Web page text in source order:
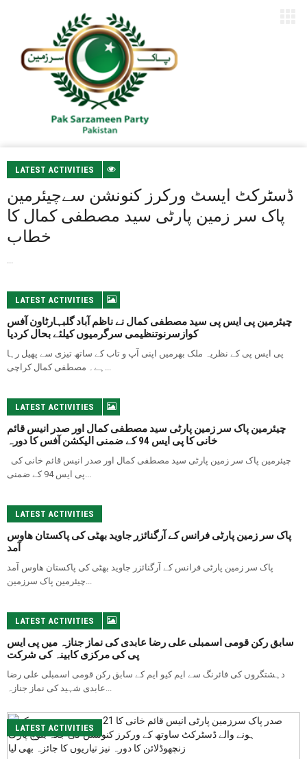
LATEST ACTIVITIES
ڈسٹرکٹ ایسٹ ورکرز کنونشن سےچیئرمین
پاک سر زمین پارٹی سید مصطفی کمال کا
خطاب
...
LATEST ACTIVITIES
چیئرمین پی ایس پی سید مصطفی کمال نے ناظم آباد گلبہارٹاون آفس
کوازسرنوتنظیمی سرگرمیوں کیلئے بحال کردیا
پی ایس پی کے نظریہ ملک بھرمیں اپنی آپ و تاب کے ساتھ تیزی سے پھیل رہا
ہے۔ مصطفی کمال کراچی...
LATEST ACTIVITIES
چیئرمین پاک سر زمین پارٹی سید مصطفی کمال اور صدر انیس قائم
خانی کا پی ایس 94 کے ضمنی الیکشن آفس کا دورہ
پی ایس 94 کے ضمنی...
LATEST ACTIVITIES
پاک سر زمین پارٹی فرانس کے آرگنائزر جاوید بھٹی کی پاکستان ھاوس
آمد
پاک سر زمین پارٹی فرانس کے آرگنائزر جاوید بھٹی کی پاکستان ھاوس آمد
چیئرمین پاک سرزمین...
LATEST ACTIVITIES
سابق رکن قومی اسمبلی علی رضا عابدی کی نماز جنازہ میں پی ایس
پی کی مرکزی کابینہ کی شرکت
دہشتگروں کی فائرنگ سے ایم کیو ایم کے سابق رکن قومی اسمبلی علی رضا
عابدی شہید کی نماز جنازہ...
LATEST ACTIVITIES